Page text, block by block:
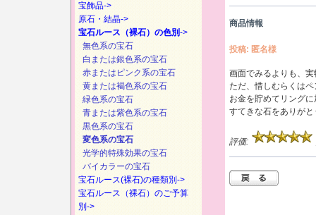
商品情報
投稿: 匿名様
画面でみるよりも、
ただ、惜しむらくは
お金を貯めてリング
すてきな石をありが
評価:
宝飾品->
原石・結晶->
宝石ルース（裸石）の色別->
無色系の宝石
白または銀色系の宝石
赤またはピンク系の宝石
黄または褐色系の宝石
緑色系の宝石
青または紫色系の宝石
黒色系の宝石
変色系の宝石
光学的特殊効果の宝石
バイカラーの宝石
宝石ルース(裸石)の種類別->
宝石ルース（裸石）のご予算
別->